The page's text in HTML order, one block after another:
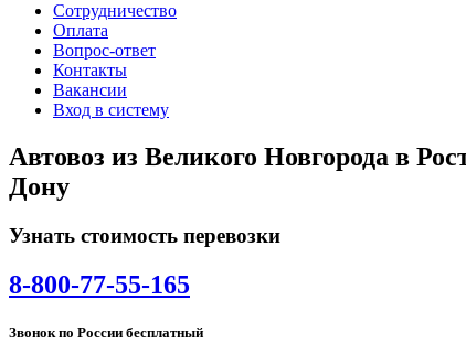
Сотрудничество
Оплата
Вопрос-ответ
Контакты
Вакансии
Вход в систему
Автовоз из Великого Новгорода в
Дону
Узнать стоимость перевозки
8-800-77-55-165
Звонок по России бесплатный